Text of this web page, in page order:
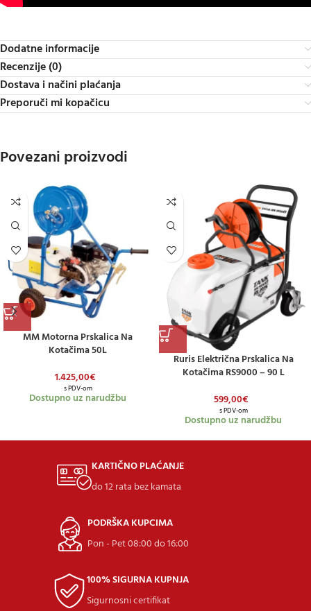
Dodatne informacije
Recenzije (0)
Dostava i načini plaćanja
Preporuči mi kopačicu
Povezani proizvodi
MM Motorna Prskalica Na
Kotačima 50L
1.425,00€
s PDV-om
Dostupno uz narudžbu
Ruris Električna Prskalica Na
Kotačima RS9000 – 90 L
599,00€
s PDV-om
Dostupno uz narudžbu
KARTIČNO PLAĆANJE
do 12 rata bez kamata
PODRŠKA KUPCIMA
Pon - Pet 08:00 do 16:00
100% SIGURNA KUPNJA
Sigurnosni certifikat